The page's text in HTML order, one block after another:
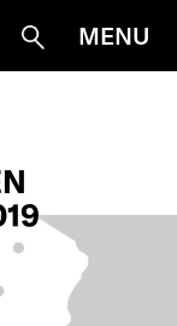
Suche
MENU